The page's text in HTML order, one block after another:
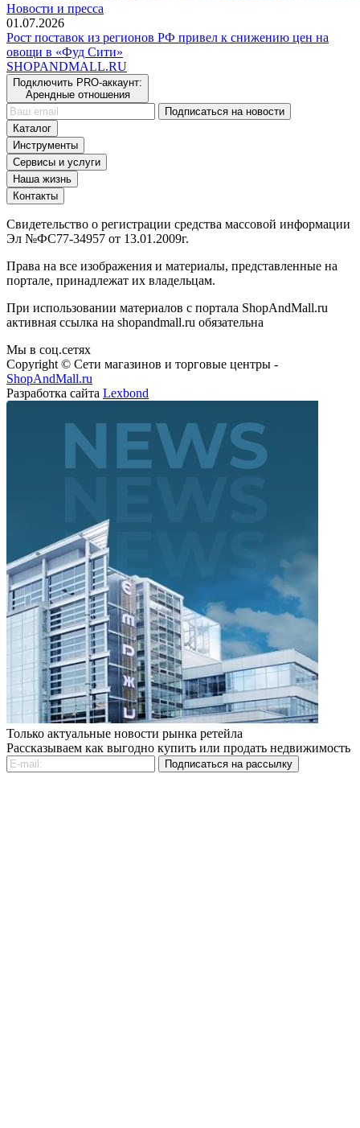
Новости и пресса
01.07.2026
Рост поставок из регионов РФ привел к снижению цен на
овощи в «Фуд Сити»
SHOPANDMALL.RU
Подключить PRO-аккаунт:
Арендные отношения
Подписаться на новости
Каталог
Инструменты
Сервисы и услуги
Наша жизнь
Контакты
Свидетельство о регистрации средства массовой информации
Эл №ФС77-34957 от 13.01.2009г.
Права на все изображения и материалы, представленные на
портале, принадлежат их владельцам.
При использовании материалов с портала ShopAndMall.ru
активная ссылка на shopandmall.ru обязательна
Мы в соц.сетях
Copyright © Сети магазинов и торговые центры -
ShopAndMall.ru
Разработка сайта Lexbond
Только актуальные новости рынка ретейла
Рассказываем как выгодно купить или продать недвижимость